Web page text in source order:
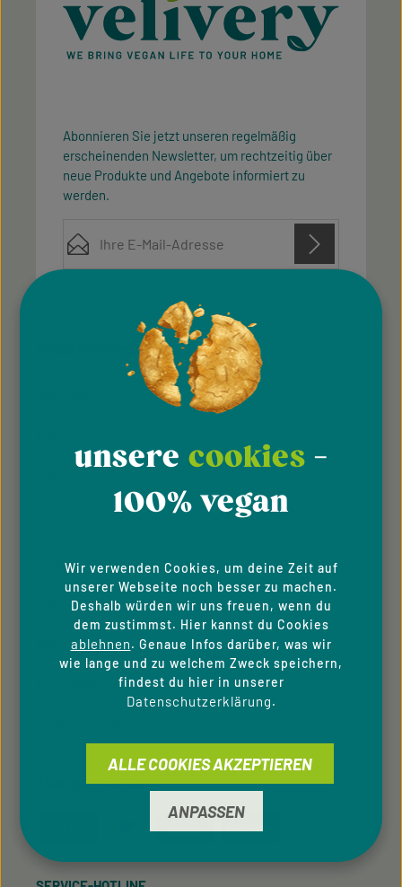
Abonnieren Sie jetzt unseren regelmäßig
erscheinenden Newsletter, um rechtzeitig über
neue Produkte und Angebote informiert zu
werden.
Datenschutzbestimmungen
Kenntnis genommen und dieAGBgelesen und bin
mit ihnen einverstanden.
Datenschutzrichtlinieund
Die mit einem Stern (*) markierten Felder sind
KUNDENINFORMATION
Datenschutzhinweise
Hinweisgeber­system
Downloads
Newsletter
Für Privatkunden
ZAHLUNGSARTEN
unsere cookies -
100% vegan
Wir verwenden Cookies, um deine Zeit auf
unserer Webseite noch besser zu machen.
Deshalb würden wir uns freuen, wenn du
dem zustimmst. Hier kannst du Cookies
ablehnen. Genaue Infos darüber, was wir
wie lange und zu welchem Zweck speichern,
findest du hier in unserer
Datenschutzerklärung.
ANPASSEN
ALLE COOKIES AKZEPTIEREN